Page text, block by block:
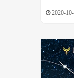
2020-